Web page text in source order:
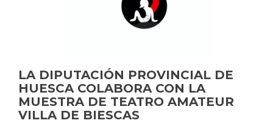
LA DIPUTACIÓN PROVINCIAL DE
HUESCA COLABORA CON LA
MUESTRA DE TEATRO AMATEUR
VILLA DE BIESCAS